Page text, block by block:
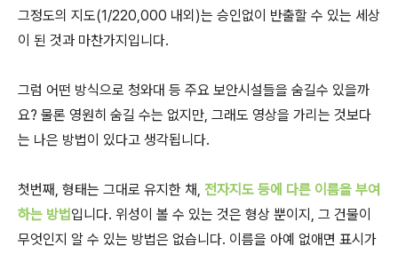
그정도의 지도(1/220,000 내외)는 승인없이 반출할 수 있는 세상
이 된 것과 마찬가지입니다.
그럼 어떤 방식으로 청와대 등 주요 보안시설들을 숨길수 있을까
요? 물론 영원히 숨길 수는 없지만, 그래도 영상을 가리는 것보다
는 나은 방법이 있다고 생각됩니다.
첫번째, 형태는 그대로 유지한 채, 전자지도 등에 다른 이름을 부여
하는 방법 입니다. 위성이 볼 수 있는 것은 형상 뿐이지, 그 건물이
무엇인지 알 수 있는 방법은 없습니다. 이름을 아예 없애면 표시가